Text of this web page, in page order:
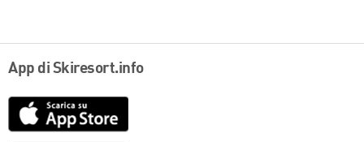
App di Skiresort.info